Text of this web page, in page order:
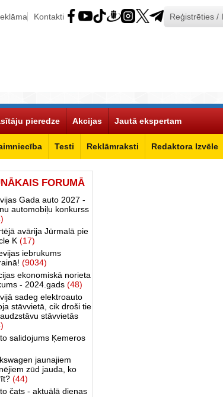
Kontakti Reģistrēties /
Testi Reklāmraksti Redaktora Izvēle
pieredze Akcijas Jautā ekspertam
FORUMĀ
Gada auto 2027 -
automobiļu konkurss
avārija Jūrmalā pie
K (17)
iebrukums
(9034)
ekonomiskā norieta
- 2024.gads (48)
sadeg elektroauto
stāvvietā, cik droši tie
stāvvietās
salidojums Ķemeros
jaunajiem
zūd jauda, ko
(44)
čats - aktuālā dienas